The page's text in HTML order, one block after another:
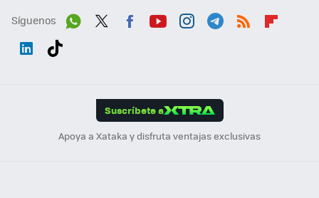
Síguenos
Suscríbete a
Apoya a Xataka y disfruta ventajas exclusivas